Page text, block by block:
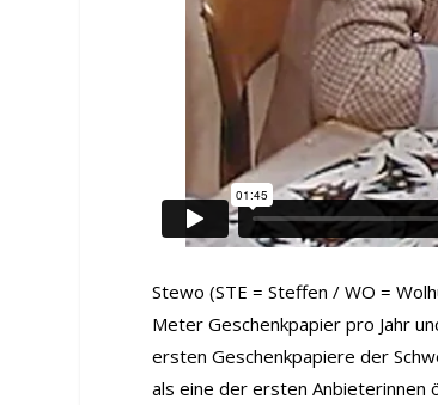
Stewo (STE = Steffen / WO =
Meter Geschenkpapier pro Jahr
ersten Geschenkpapiere der
als eine der ersten Anbieterinnen